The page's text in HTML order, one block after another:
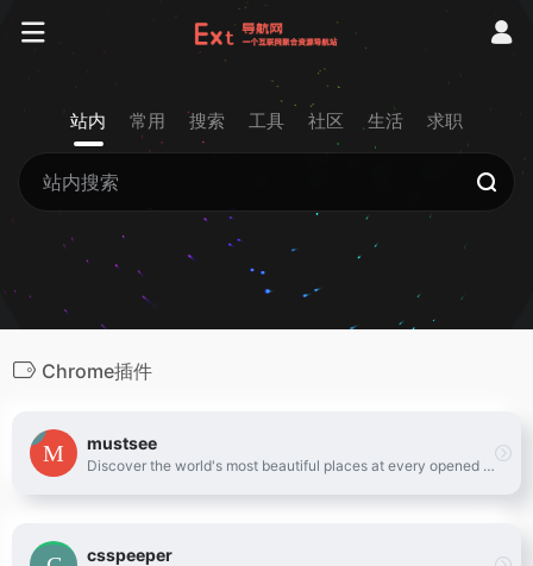
站内 常用 搜索 工具 社区 生活 求职
Chrome插件
mustsee
Discover the world's most beautiful places at every opened tab.
csspeeper